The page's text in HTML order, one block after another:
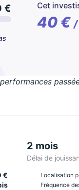
€ Cet
40 €/
2 mois
Délai de
€ Localisation
Fréquence